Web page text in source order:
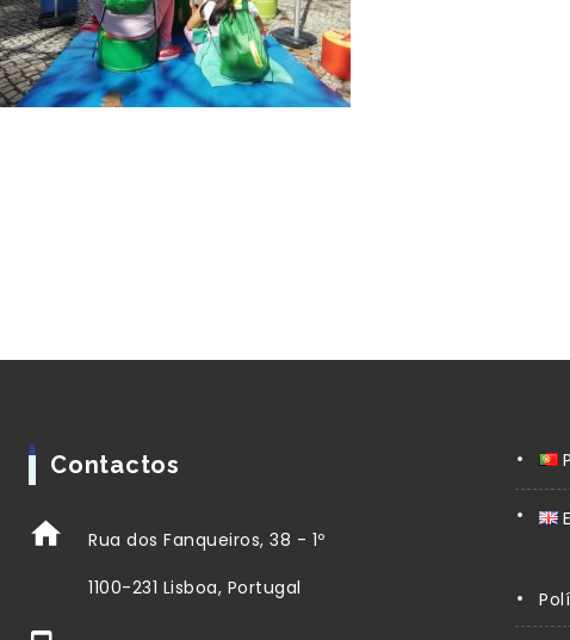
Contactos
Rua dos Fanqueiros, 38 - 1º
1100-231 Lisboa, Portugal